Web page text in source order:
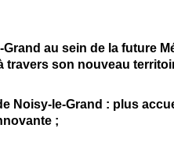
au sein de la future
travers son nouveau
Noisy-le-Grand : plus
;